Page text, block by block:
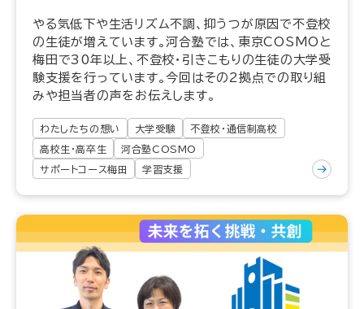
やる気低下や生活リズム不調、抑うつが原因で不登校
の生徒が増えています。河合塾では、東京COSMOと
梅田で30年以上、不登校・引きこもりの生徒の大学受
験支援を行っています。今回はその2拠点での取り組
みや担当者の声をお伝えします。
わたしたちの想い 大学受験 不登校・通信制高校
高校生・高卒生 河合塾COSMO
サポートコース梅田 学習支援